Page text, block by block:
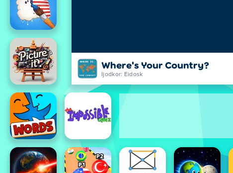
Where's Your Country?
Ijodkor: Eidosk